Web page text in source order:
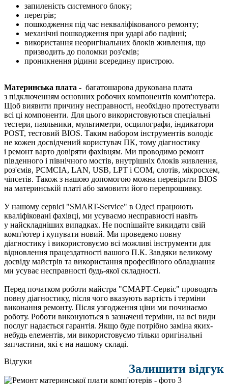
запиленість системного блоку;
перегрів;
пошкодження під час некваліфікованого ремонту;
механічні пошкодження при ударі або падінні;
використання неоригінальних блоків живлення, що
призводить до поломки роз'ємів;
проникнення рідини всередину пристрою.
Материнська плата - багатошарова друкована плата
з підключенням основних робочих компонентів комп'ютера.
Щоб виявити причину несправності, необхідно протестувати
всі ці компоненти. Для цього використовуються спеціальні
тестери, паяльники, мультиметри, осцилографи, індикатори
POST, тестовий BIOS. Таким набором інструментів володіє
не кожен досвідчений користувач ПК, тому діагностику
і ремонт варто довіряти фахівцям. Ми проводимо ремонт
південного і північного мостів, внутрішніх блоків живлення,
роз'ємів, PCMCIA, LAN, USB, LPT і COM, слотів, мікросхем,
чіпсетів. Також з нашою допомогою можна перевірити BIOS
на материнській платі або замовити його перепрошивку.
У нашому сервісі "SMART-Service" в Одесі працюють
кваліфіковані фахівці, ми усуваємо несправності навіть
у найскладніших випадках. Не поспішайте викидати свій
комп'ютер і купувати новий. Ми проведемо повну
діагностику і використовуємо всі можливі інструменти для
відновлення працездатності вашого П.К. Завдяки великому
досвіду майстрів та використання професійного обладнання
ми усуває несправності будь-якої складності.
Перед початком роботи майстра "СМАРТ-Сервіс" проводять
повну діагностику, після чого вказують вартість і терміни
виконання ремонту. Після узгодження ціни ми починаємо
роботу. Роботи виконуються в зазначені терміни, на всі види
послуг надається гарантія. Якщо буде потрібно заміна яких-
небудь елементів, ми використовуємо тільки оригінальні
запчастини, які є на нашому складі.
Залишити відгук
Відгуки